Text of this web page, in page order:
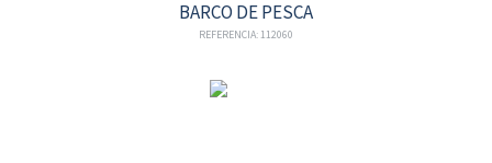
BARCO DE PESCA
REFERENCIA: 112060